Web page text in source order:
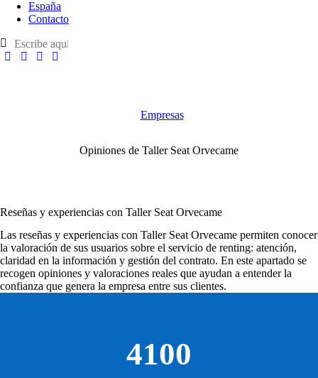
España
Contacto
Empresas
Opiniones de Taller Seat Orvecame
Reseñas y experiencias con Taller Seat Orvecame
Las reseñas y experiencias con Taller Seat Orvecame permiten conocer
la valoración de sus usuarios sobre el servicio de renting: atención,
claridad en la información y gestión del contrato. En este apartado se
recogen opiniones y valoraciones reales que ayudan a entender la
confianza que genera la empresa entre sus clientes.
4100